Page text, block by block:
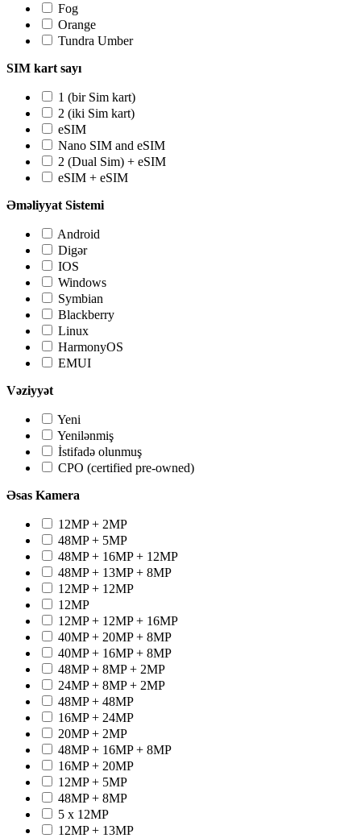
Fog
Orange
Tundra Umber
SIM kart sayı
1 (bir Sim kart)
2 (iki Sim kart)
eSIM
Nano SIM and eSIM
2 (Dual Sim) + eSIM
eSIM + eSIM
Əməliyyat Sistemi
Android
Digər
IOS
Windows
Symbian
Blackberry
Linux
HarmonyOS
EMUI
Vəziyyət
Yeni
Yenilənmiş
İstifadə olunmuş
CPO (certified pre-owned)
Əsas Kamera
12MP + 2MP
48MP + 5MP
48MP + 16MP + 12MP
48MP + 13MP + 8MP
12MP + 12MP
12MP
12MP + 12MP + 16MP
40MP + 20MP + 8MP
40MP + 16MP + 8MP
48MP + 8MP + 2MP
24MP + 8MP + 2MP
48MP + 48MP
16MP + 24MP
20MP + 2MP
48MP + 16MP + 8MP
16MP + 20MP
12MP + 5MP
48MP + 8MP
5 x 12MP
12MP + 13MP